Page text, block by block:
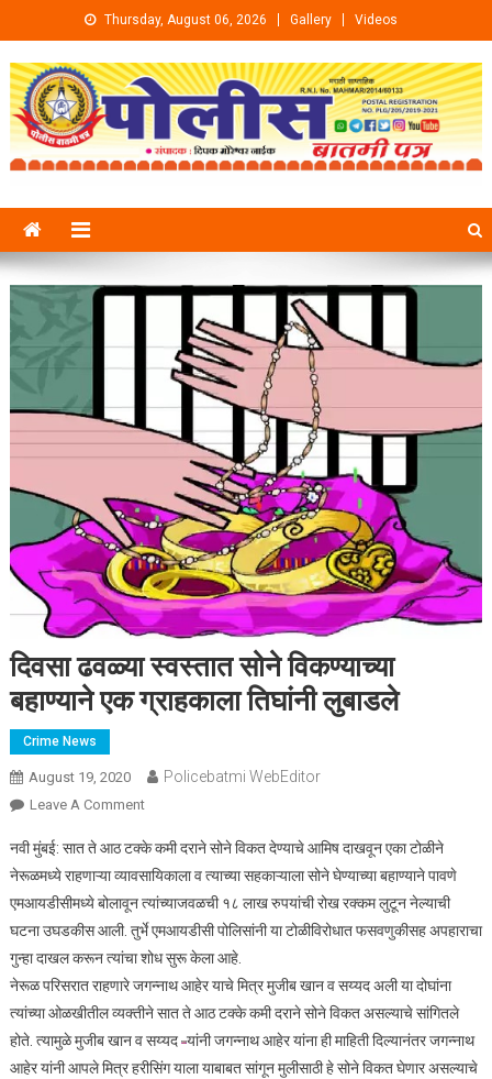
Skip to content Thursday, August 06, 2026 Gallery Videos
दिवसा ढवळ्या स्वस्तात सोने विकण्याच्या
बहाण्याने एक ग्राहकाला तिघांनी लुबाडले
Crime News
August 19, 2020 Policebatmi WebEditor
Leave A CommentOn दिवसा ढवळ्या स्वस्तात सोने विकण्याच्या बहाण्याने एक ग्राहकाला
नवी मुंबई: सात ते आठ टक्के कमी दराने सोने विकत देण्याचे आमिष दाखवून एका टोळीने
नेरूळमध्ये राहणाऱ्या व्यावसायिकाला व त्याच्या सहकाऱ्याला सोने घेण्याच्या बहाण्याने पावणे
एमआयडीसीमध्ये बोलावून त्यांच्याजवळची १८ लाख रुपयांची रोख रक्कम लुटून नेल्याची
घटना उघडकीस आली. तुर्भे एमआयडीसी पोलिसांनी या टोळीविरोधात फसवणुकीसह अपहाराचा
गुन्हा दाखल करून त्यांचा शोध सुरू केला आहे.
नेरूळ परिसरात राहणारे जगन्नाथ आहेर याचे मित्र मुजीब खान व सय्यद अली या दोघांना
त्यांच्या ओळखीतील व्यक्तीने सात ते आठ टक्के कमी दराने सोने विकत असल्याचे सांगितले
होते. त्यामुळे मुजीब खान व सय्यद यांनी जगन्नाथ आहेर यांना ही माहिती दिल्यानंतर जगन्नाथ
आहेर यांनी आपले मित्र हरीसिंग याला याबाबत सांगून मुलीसाठी हे सोने विकत घेणार असल्याचे